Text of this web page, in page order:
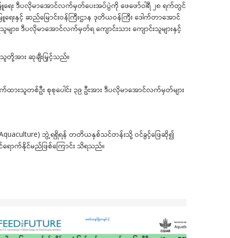
ေးမြူရေး ဒီပလိုမာအောင်လက်မှတ်ပေးအပ်ပွဲကို ဖေဖော်ဝါရီ ၂၈ ရက်တွင်
ြူရေးနှင့် ဆည်မြောင်းဝန်ကြီးဌာန ဒုတိယဝန်ကြီး ဒေါက်တာအောင်
ျား၊ ဒီပလိုမာအောင်လက်မှတ်ရ ကျောင်းသား ကျောင်းသူများနှင့်
အား ဆုချီးမြှင့်သည်။
ားသူတစ်ဦး စုစုပေါင်း ၃၉ ဦးအား ဒီပလိုမာအောင်လက်မှတ်များ
Aquaculture) ဘွဲ့ရရှိရန် တတိယနှစ်သင်တန်းသို့ ဝင်ခွင့်ဖြေဆို၍
ောက်နိုင်မည်ဖြစ်ကြောင်း သိရသည်။